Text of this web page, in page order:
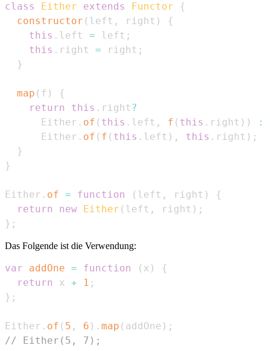
class Either extends Functor
{
constructor ( left , right )
{
this . left = left ;
this . right = right ;
}
map ( f )
{
return
this . right ?
Either . of ( this . left , f ( this . right ) )
:
Either . of ( f ( this . left ) , this . right ) ;
}
}
Either . of = function ( left , right )
{
return
new Either ( left , right ) ;
} ;
Das Folgende ist die Verwendung:
var addOne = function ( x )
{
return
x + 1 ;
} ;
Either . of ( 5 , 6 ) . map ( addOne ) ;
// Either(5, 7);